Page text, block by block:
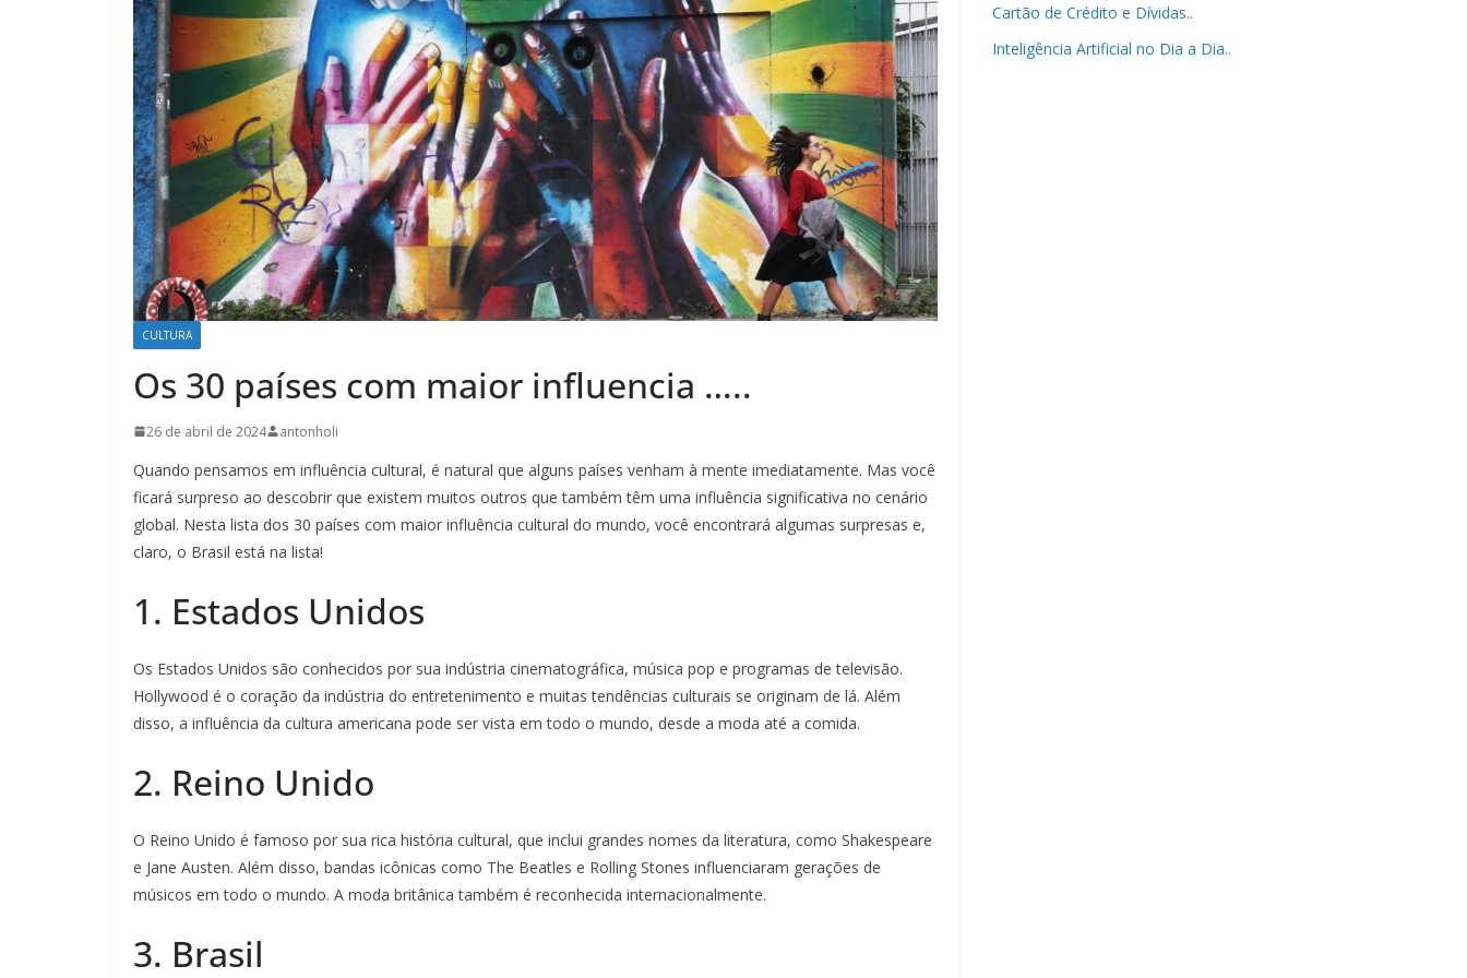
CULTURA
Os 30 países com maior influencia …..
26 de abril de 2024 antonholi
Quando pensamos em influência cultural, é natural que alguns países venham à mente imediatamente. Mas você
ficará surpreso ao descobrir que existem muitos outros que também têm uma influência significativa no cenário
global. Nesta lista dos 30 países com maior influência cultural do mundo, você encontrará algumas surpresas e,
claro, o Brasil está na lista!
1. Estados Unidos
Os Estados Unidos são conhecidos por sua indústria cinematográfica, música pop e programas de televisão.
Hollywood é o coração da indústria do entretenimento e muitas tendências culturais se originam de lá. Além
disso, a influência da cultura americana pode ser vista em todo o mundo, desde a moda até a comida.
2. Reino Unido
O Reino Unido é famoso por sua rica história cultural, que inclui grandes nomes da literatura, como Shakespeare
e Jane Austen. Além disso, bandas icônicas como The Beatles e Rolling Stones influenciaram gerações de
músicos em todo o mundo. A moda britânica também é reconhecida internacionalmente.
3. Brasil
Cartão de Crédito e Dívidas..
Inteligência Artificial no Dia a Dia..